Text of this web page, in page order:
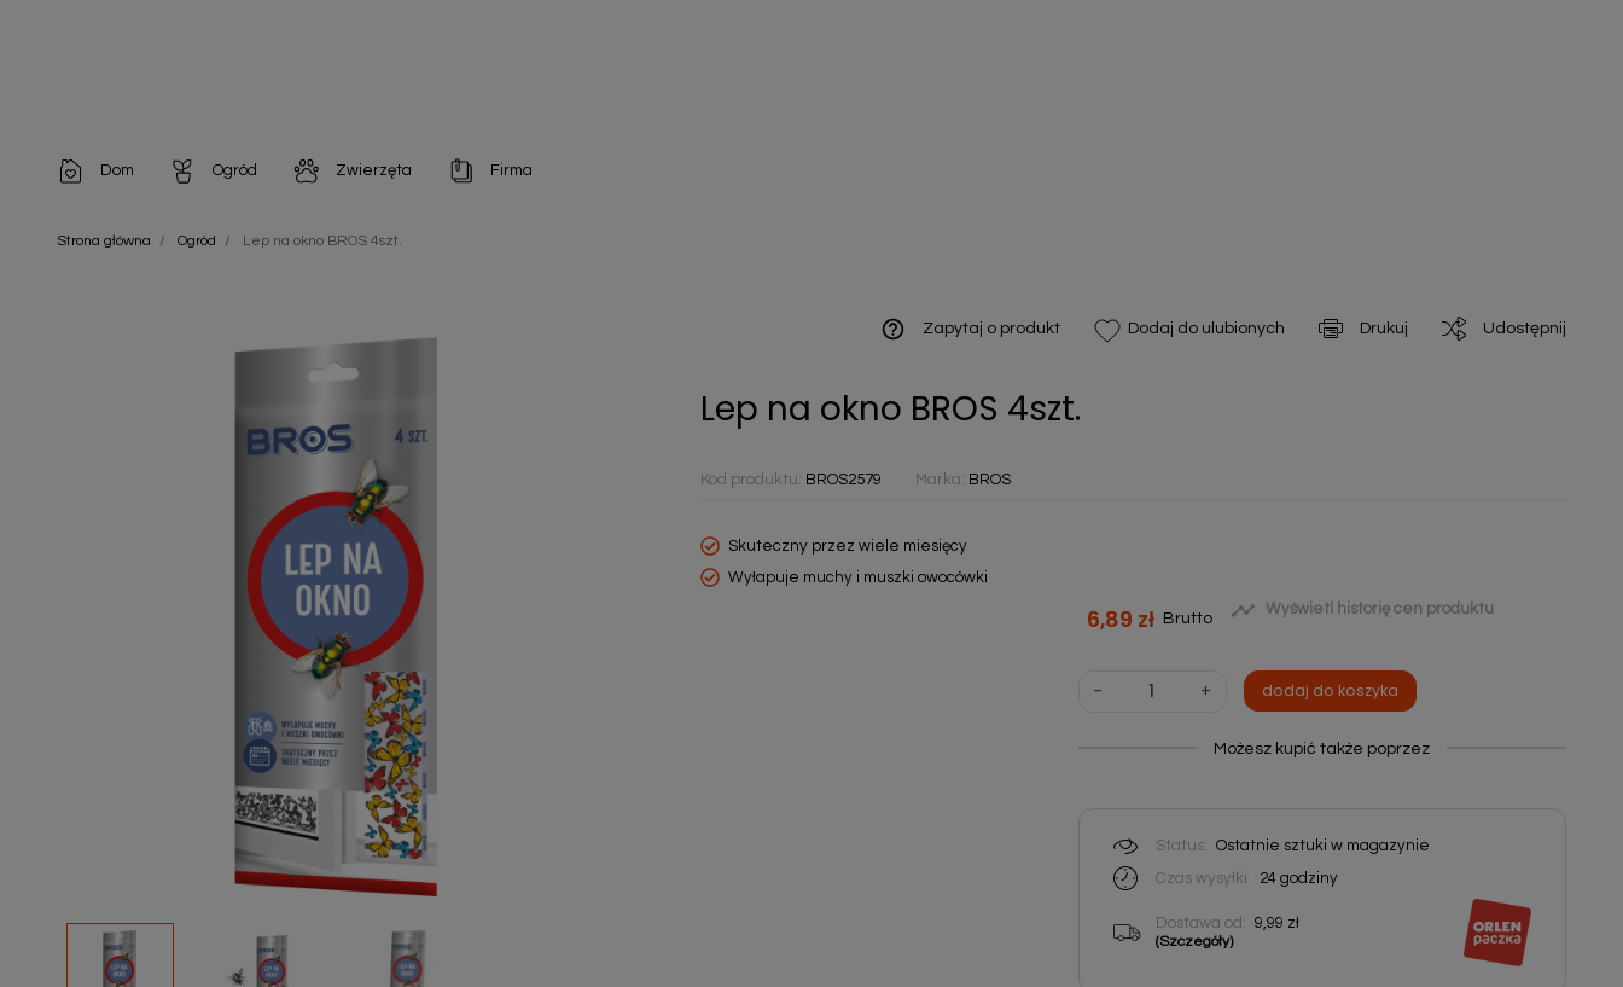
Dom
Artykuły dekoracyjne
Ogród
Chemia do architektury ogrodowej
Odstraszacze owadów
Nawozy i preparaty
Środki ochrony roślin
Środki ochrony roślin dla profesjonalistów
Zobacz wszystkie
Zwierzęta
Szampony i odżywki
Zobacz wszystkie
Firma
Strona główna Ogród Lep na okno BROS 4szt.
help_outline Zapytaj o produkt Dodaj do ulubionych Drukuj Udostępnij
Lep na okno BROS 4szt.
Kod produktu: BROS2579 Marka: BROS
Skuteczny przez wiele miesięcy
Wyłapuje muchy i muszki owocówki
6,89 zł Brutto  Wyświetl historię cen produktu
- + dodaj do koszyka
Możesz kupić także poprzez
Status: Ostatnie sztuki w magazynie
Czas wysyłki:
24 godziny
Dostawa od: 9,99 zł
(Szczegóły)